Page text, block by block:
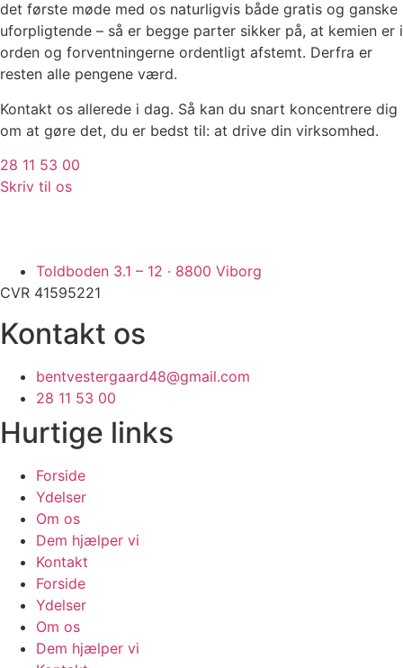
det første møde med os naturligvis både gratis og ganske
uforpligtende – så er begge parter sikker på, at kemien er i
orden og forventningerne ordentligt afstemt. Derfra er
resten alle pengene værd.
Kontakt os allerede i dag. Så kan du snart koncentrere dig
om at gøre det, du er bedst til: at drive din virksomhed.
28 11 53 00
Skriv til os
Toldboden 3.1 – 12 · 8800 Viborg
CVR 41595221
Kontakt os
bentvestergaard48@gmail.com
28 11 53 00
Hurtige links
Forside
Ydelser
Om os
Dem hjælper vi
Kontakt
Forside
Ydelser
Om os
Dem hjælper vi